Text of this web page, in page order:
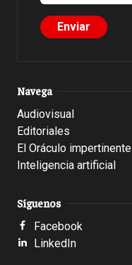
Navega
Audiovisual
Editoriales
El Oráculo impertinente
Inteligencia artificial
Síguenos
Facebook
LinkedIn